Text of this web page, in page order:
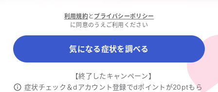
利用規約と プライバシーポリシー
に同意のうえご利用ください
気になる症状を調べる
【終了したキャンペーン】
症状チェック＆dアカウント登録でdポイントが20ptもら